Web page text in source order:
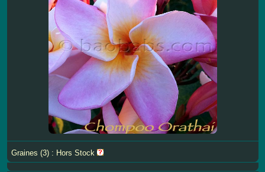
Graines (3) : Hors Stock